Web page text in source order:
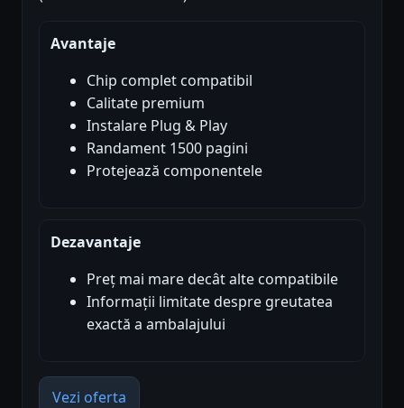
Avantaje
Chip complet compatibil
Calitate premium
Instalare Plug & Play
Randament 1500 pagini
Protejează componentele
Dezavantaje
Preț mai mare decât alte compatibile
Informații limitate despre greutatea
exactă a ambalajului
Vezi oferta